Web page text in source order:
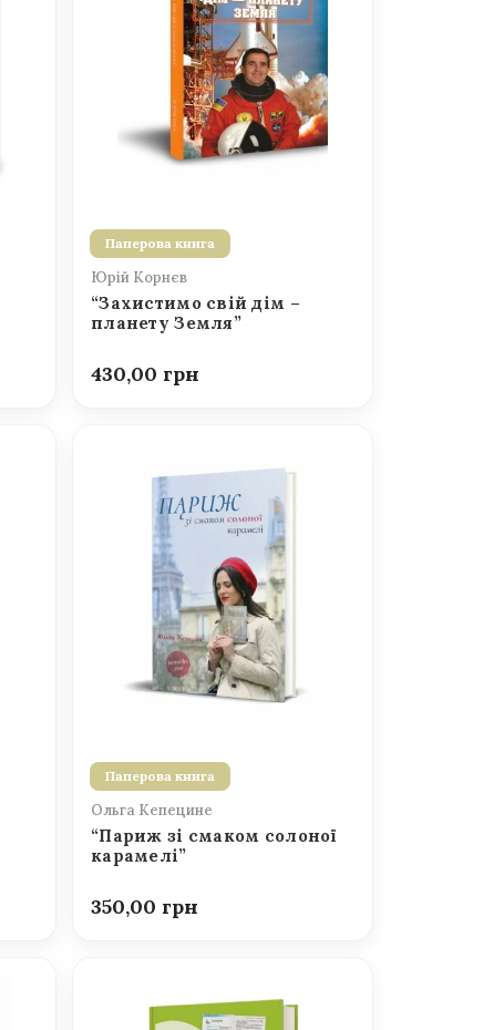
Паперова книга
Юрій Корнєв
“Захистимо свій дім –
планету Земля”
430,00
Паперова книга
Ольга Кепецине
“Париж зі смаком солоної
карамелі”
350,00